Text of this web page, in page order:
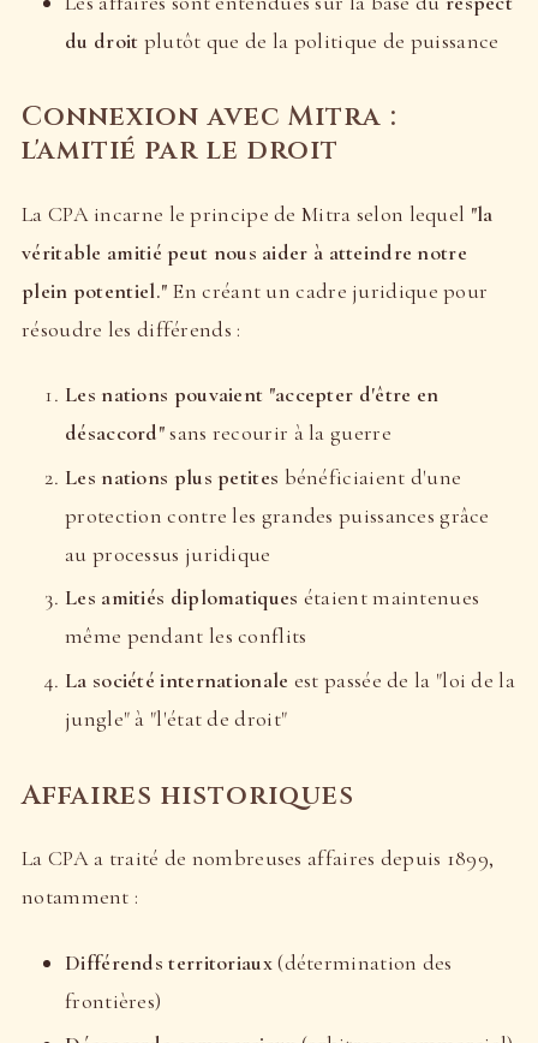
du droit plutôt que de la politique de puissance
Connexion avec Mitra :
l'amitié par le droit
La CPA incarne le principe de Mitra selon lequel "la
véritable amitié peut nous aider à atteindre notre
plein potentiel." En créant un cadre juridique pour
résoudre les différends :
Les nations pouvaient "accepter d'être en
désaccord"sans recourir à la guerre
Les nations plus petites bénéficiaient d'une
protection contre les grandes puissances grâce
au processus juridique
Les amitiés diplomatiques étaient maintenues
même pendant les conflits
La société internationale est passée de la "loi de la
jungle" à "l'état de droit"
Affaires historiques
La CPA a traité de nombreuses affaires depuis 1899,
notamment :
Différends territoriaux(détermination des
frontières)